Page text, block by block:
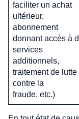
faciliter un achat
ultérieur,
abonnement
donnant accès à
services
additionnels,
traitement de lutte
contre la
fraude, etc.)